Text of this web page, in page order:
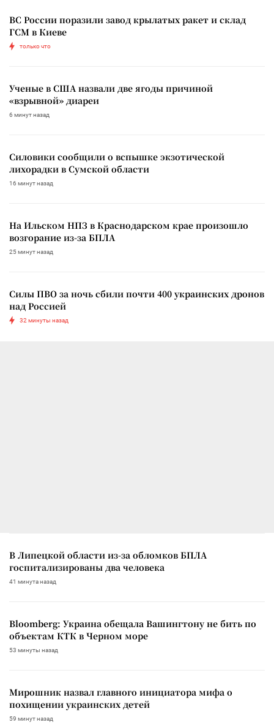
ВС России поразили завод крылатых ракет и склад
ГСМ в Киеве
только что
Ученые в США назвали две ягоды причиной
«взрывной» диареи
6 минут назад
Силовики сообщили о вспышке экзотической
лихорадки в Сумской области
16 минут назад
На Ильском НПЗ в Краснодарском крае произошло
возгорание из-за БПЛА
25 минут назад
Силы ПВО за ночь сбили почти 400 украинских дронов
над Россией
32 минуты назад
В Липецкой области из-за обломков БПЛА
госпитализированы два человека
41 минута назад
Bloomberg: Украина обещала Вашингтону не бить по
объектам КТК в Черном море
53 минуты назад
Мирошник назвал главного инициатора мифа о
похищении украинских детей
59 минут назад